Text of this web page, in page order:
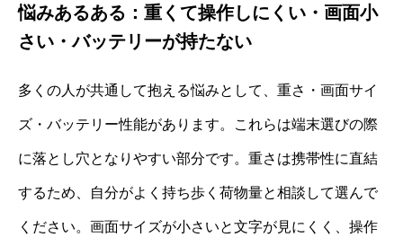
悩みあるある：重くて操作しにくい・画面小
さい・バッテリーが持たない
多くの人が共通して抱える悩みとして、重さ・画面サイ
ズ・バッテリー性能があります。これらは端末選びの際
に落とし穴となりやすい部分です。重さは携帯性に直結
するため、自分がよく持ち歩く荷物量と相談して選んで
ください。画面サイズが小さいと文字が見にくく、操作